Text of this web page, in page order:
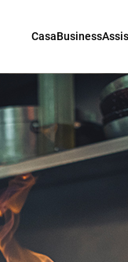
CasaBusiness